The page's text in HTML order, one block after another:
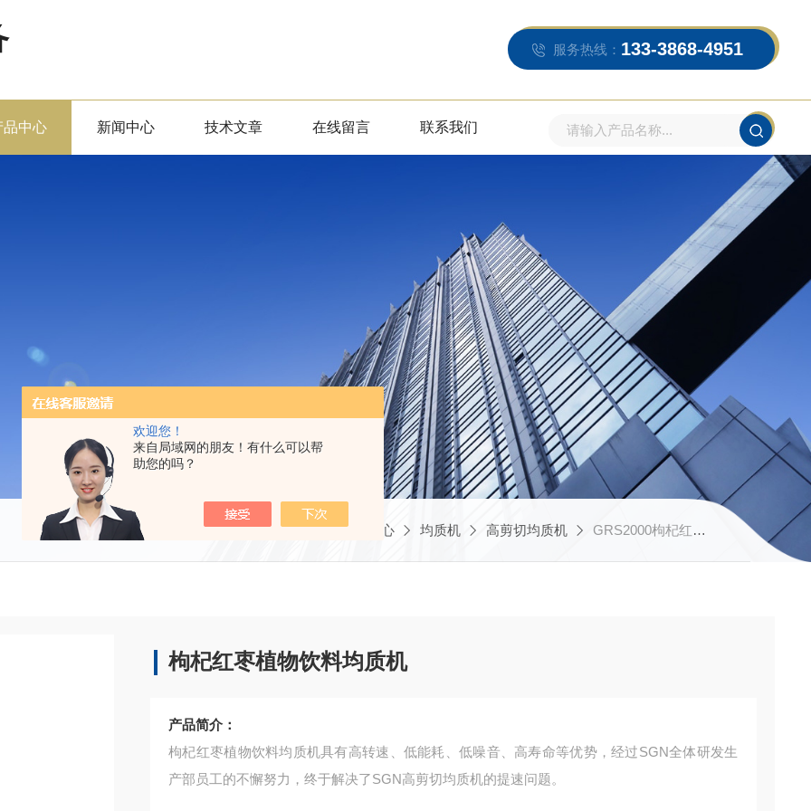
欢迎您！
来自局域网的朋友！有什么可以帮
助您的吗？
服务热线： 133-3868-4951
品中心 新闻中心 技术文章 在线留言 联系我们
当前位置：首页 产品中心 均质机 高剪切均质机 GRS2000枸杞红枣植物饮料均质机
枸杞红枣植物饮料均质机
产品简介：
枸杞红枣植物饮料均质机具有高转速、低能耗、低噪音、高寿命等优势，经过SGN全体研发生
产部员工的不懈努力，终于解决了SGN高剪切均质机的提速问题。